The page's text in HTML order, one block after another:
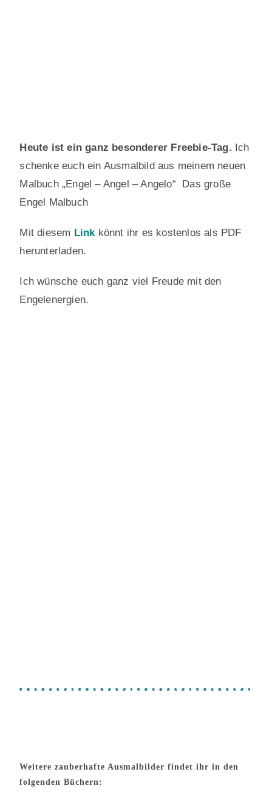
Heute ist ein ganz besonderer Freebie-Tag. Ich
schenke euch ein Ausmalbild aus meinem neuen
Malbuch „Engel – Angel – Angelo“ Das große
Engel Malbuch
Mit diesem Link könnt ihr es kostenlos als PDF
herunterladen.
Ich wünsche euch ganz viel Freude mit den
Engelenergien.
Weitere zauberhafte Ausmalbilder findet ihr in den
folgenden Büchern: